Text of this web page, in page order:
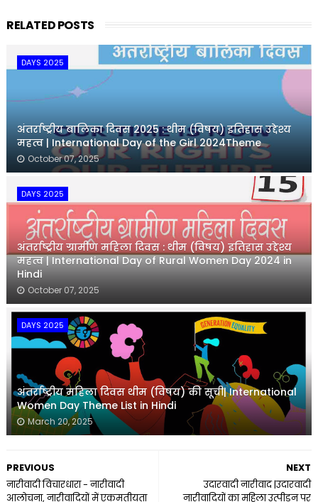
RELATED POSTS
DAYS 2025
अंतर्राष्ट्रीय बालिका दिवस 2025 : थीम (विषय) इतिहास उद्देश्य
महत्व | International Day of the Girl 2024Theme
October 07, 2025
DAYS 2025
अंतर्राष्ट्रीय ग्रामीण महिला दिवस : थीम (विषय) इतिहास उद्देश्य
महत्व | International Day of Rural Women Day 2024 in
Hindi
October 07, 2025
DAYS 2025
अंतर्राष्ट्रीय महिला दिवस थीम (विषय) की सूची| International
Women Day Theme List in Hindi
March 20, 2025
NEXT
उदारवादी नारीवाद |उदारवादी
नारीवादियों का महिला उत्पीड़न पर
PREVIOUS
नारीवादी विचारधारा - नारीवादी
आलोचना, नारीवादियों में एकमतीयता